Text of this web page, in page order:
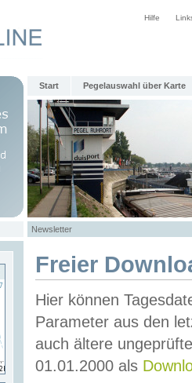
Hilfe
Start Pegelauswahl über Karte
Newsletter
Freier
Hier können
Parameter aus den
auch ältere
01.01.2000 als